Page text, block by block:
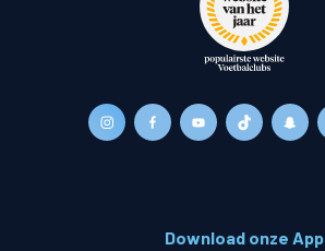
Download onze App